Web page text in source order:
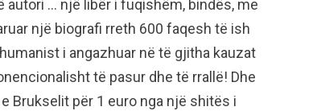
autori … një libër i fuqishëm, bindës, me
një biografi rreth 600 faqesh të ish
i angazhuar në të gjitha kauzat
të pasur dhe të rrallë! Dhe
Brukselit për 1 euro nga një shitës i